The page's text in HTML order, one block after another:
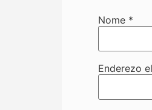
Nome *
Enderezo